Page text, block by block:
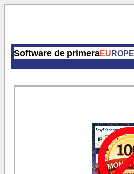
Software de primeraEU ROPE